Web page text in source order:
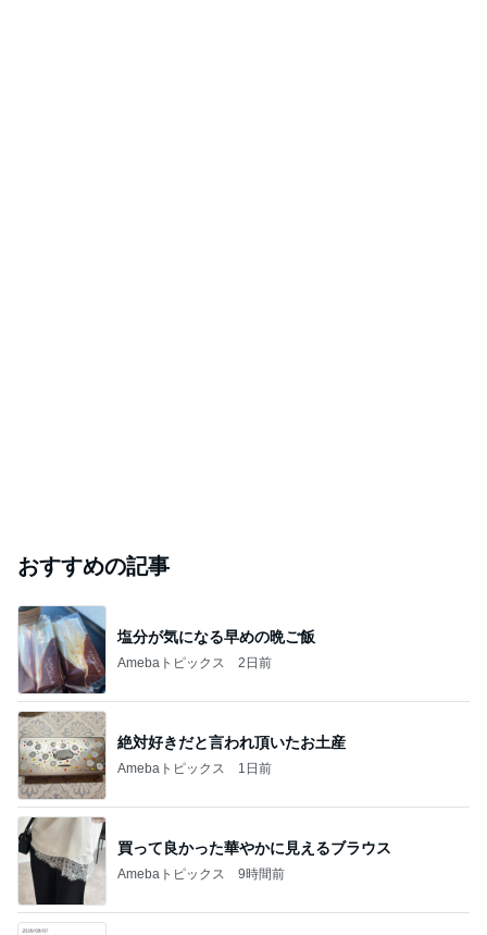
おすすめの記事
塩分が気になる早めの晩ご飯
Amebaトピックス 2日前
絶対好きだと言われ頂いたお土産
Amebaトピックス 1日前
買って良かった華やかに見えるブラウス
Amebaトピックス 9時間前